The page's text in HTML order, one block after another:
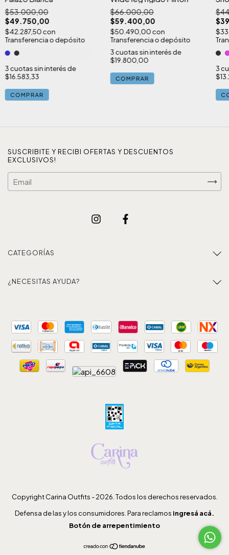
$53.000,00
$49.750,00
$42.287,50con
Transferencia o depósito
3cuotas sin interés de
$16.583,33
COMPRAR
$66.000,00
$59.400,00
$50.490,00con
Transferencia o depósito
3cuotas sin interés de
$19.800,00
COMPRAR
3
SUSCRIBITE Y RECIBI OFERTAS Y DESCUENTOS
EXCLUSIVOS!
CATEGORÍAS
¿NECESITAS AYUDA?
Copyright Carina Outfits - 2026. Todos los derechos reservados.
Defensa de las y los consumidores. Para reclamos ingresá acá.
Botón de arrepentimiento